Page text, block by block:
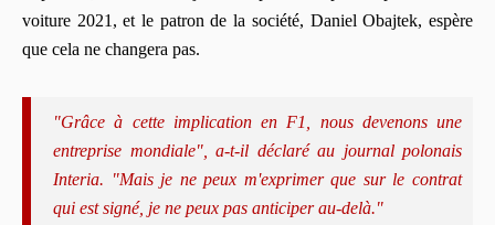
voiture 2021, et le patron de la société, Daniel Obajtek, espère
que cela ne changera pas.
"Grâce à cette implication en F1, nous devenons une
entreprise mondiale", a-t-il déclaré au journal polonais
Interia. "Mais je ne peux m'exprimer que sur le contrat
qui est signé, je ne peux pas anticiper au-delà."